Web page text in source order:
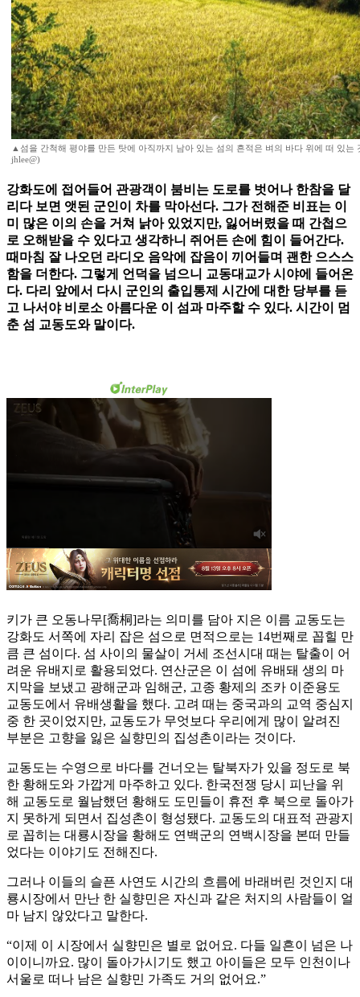
▲섬을 간척해 평야를 만든 탓에 아직까지 남아 있는 섬의 흔적은 벼의 바다 위에 떠 있는
jhlee@)
강화도에 접어들어 관광객이 붐비는 도로를 벗어나 한참을 달
리다 보면 앳된 군인이 차를 막아선다. 그가 전해준 비표는 이
미 많은 이의 손을 거쳐 낡아 있었지만, 잃어버렸을 때 간첩으
로 오해받을 수 있다고 생각하니 쥐어든 손에 힘이 들어간다.
때마침 잘 나오던 라디오 음악에 잡음이 끼어들며 괜한 으스스
함을 더한다. 그렇게 언덕을 넘으니 교동대교가 시야에 들어온
다. 다리 앞에서 다시 군인의 출입통제 시간에 대한 당부를 듣
고 나서야 비로소 아름다운 이 섬과 마주할 수 있다. 시간이 멈
춘 섬 교동도와 말이다.
키가 큰 오동나무[喬桐]라는 의미를 담아 지은 이름 교동도는
강화도 서쪽에 자리 잡은 섬으로 면적으로는 14번째로 꼽힐 만
큼 큰 섬이다. 섬 사이의 물살이 거세 조선시대 때는 탈출이 어
려운 유배지로 활용되었다. 연산군은 이 섬에 유배돼 생의 마
지막을 보냈고 광해군과 임해군, 고종 황제의 조카 이준용도
교동도에서 유배생활을 했다. 고려 때는 중국과의 교역 중심지
중 한 곳이었지만, 교동도가 무엇보다 우리에게 많이 알려진
부분은 고향을 잃은 실향민의 집성촌이라는 것이다.
교동도는 수영으로 바다를 건너오는 탈북자가 있을 정도로 북
한 황해도와 가깝게 마주하고 있다. 한국전쟁 당시 피난을 위
해 교동도로 월남했던 황해도 도민들이 휴전 후 북으로 돌아가
지 못하게 되면서 집성촌이 형성됐다. 교동도의 대표적 관광지
로 꼽히는 대룡시장을 황해도 연백군의 연백시장을 본떠 만들
었다는 이야기도 전해진다.
그러나 이들의 슬픈 사연도 시간의 흐름에 바래버린 것인지 대
룡시장에서 만난 한 실향민은 자신과 같은 처지의 사람들이 얼
마 남지 않았다고 말한다.
“이제 이 시장에서 실향민은 별로 없어요. 다들 일흔이 넘은 나
이이니까요. 많이 돌아가시기도 했고 아이들은 모두 인천이나
서울로 떠나 남은 실향민 가족도 거의 없어요.”